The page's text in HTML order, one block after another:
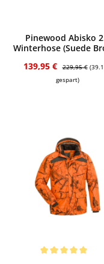
Pinewood Abisko
Winterhose (Suede
Verkaufspreis:
139,95 € Regulärer
229,95 €
gespart)
Bewerten